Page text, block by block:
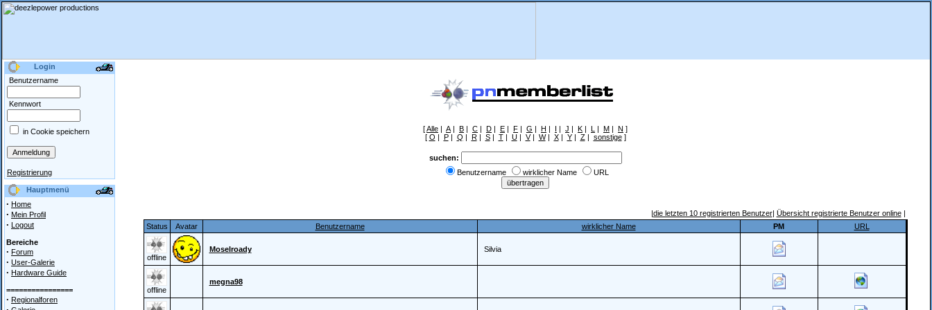
Login
Benutzername
Kennwort
in Cookie speichern
Registrierung
Hauptmenü
· Home
· Mein Profil
· Logout
Bereiche
· Forum
· User-Galerie
· Hardware Guide
================
· Regionalforen
[Alle | A | B | C | D | E | F | G | H | I | J | K | L | M | N ]
[ O | P| Q | R| S| T| U| V| W| X| Y| Z| sonstige]
suchen:
Benutzername
wirklicher Name URL
|die letzten 10 registrierten Benutzer| Übersicht registrierte Benutzer online|
Status
Avatar Benutzername wirklicher Name PM URL
offline
Moselroady Silvia
offline
megna98